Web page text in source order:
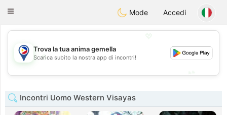
PhilippinesChat
Toggle
Mode Accedi
💖
💕
Trova la tua anima gemella
Scarica subito la nostra app di incontri!
Incontri Uomo Western Visayas